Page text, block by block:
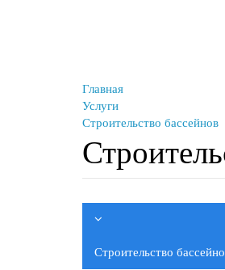
Главная
Услуги
Строительство бассейнов
Строительство